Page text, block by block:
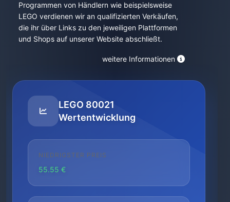
Programmen von Händlern wie beispielsweise
LEGO verdienen wir an qualifizierten Verkäufen,
die ihr über Links zu den jeweiligen Plattformen
und Shops auf unserer Website abschließt.
weitere Informationen
LEGO 80021
Wertentwicklung
NIEDRIGSTER PREIS
55.55 €